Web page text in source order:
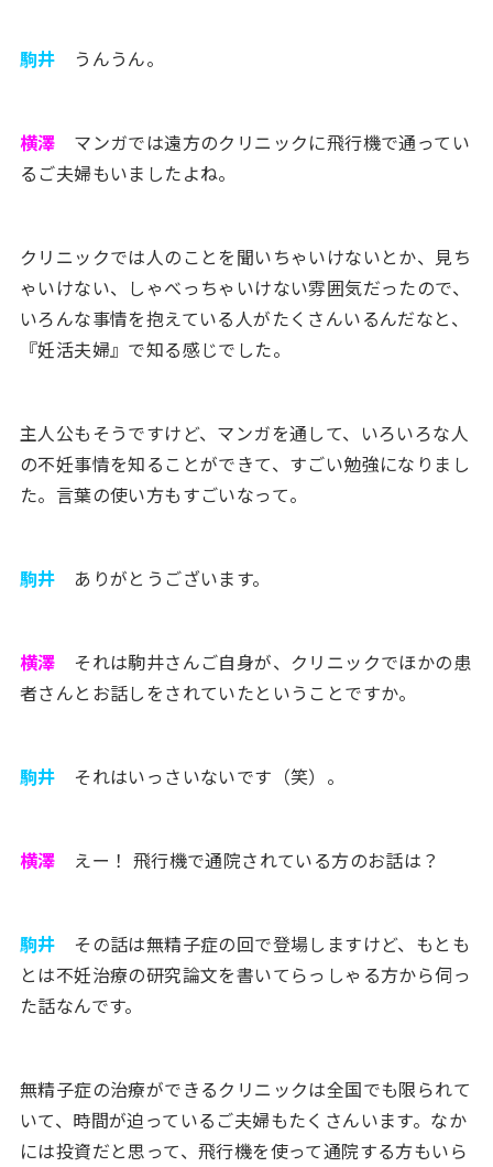
駒井 うんうん。
横澤 マンガでは遠方のクリニックに飛行機で通ってい
るご夫婦もいましたよね。
クリニックでは人のことを聞いちゃいけないとか、見ち
ゃいけない、しゃべっちゃいけない雰囲気だったので、
いろんな事情を抱えている人がたくさんいるんだなと、
『妊活夫婦』で知る感じでした。
主人公もそうですけど、マンガを通して、いろいろな人
の不妊事情を知ることができて、すごい勉強になりまし
た。言葉の使い方もすごいなって。
駒井 ありがとうございます。
横澤 それは駒井さんご自身が、クリニックでほかの患
者さんとお話しをされていたということですか。
駒井 それはいっさいないです（笑）。
横澤 えー！ 飛行機で通院されている方のお話は？
駒井 その話は無精子症の回で登場しますけど、もとも
とは不妊治療の研究論文を書いてらっしゃる方から伺っ
た話なんです。
無精子症の治療ができるクリニックは全国でも限られて
いて、時間が迫っているご夫婦もたくさんいます。なか
には投資だと思って、飛行機を使って通院する方もいら